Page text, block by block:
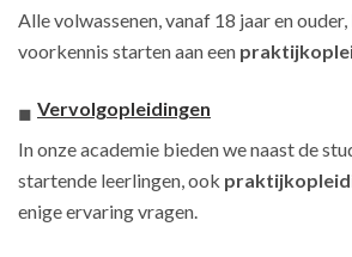
Alle volwassenen, vanaf 18 jaar en
voorkennis starten aan een
Vervolgopleidingen
In onze academie bieden we naast de
startende leerlingen, ook
enige ervaring vragen.